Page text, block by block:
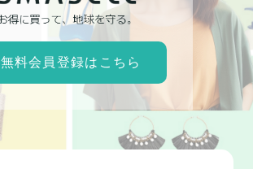
無料会員登録はこちら